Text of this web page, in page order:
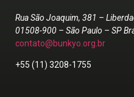
Rua São Joaquim, 381 –
01508-900 – São Paulo – SP
contato@bunkyo.org.br
+55 (11) 3208-1755